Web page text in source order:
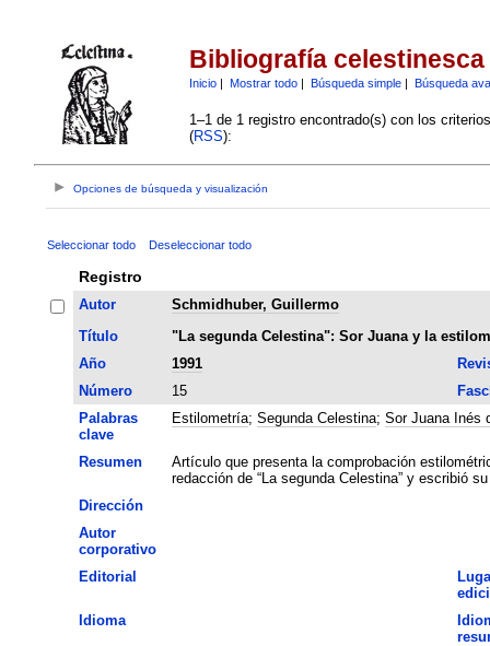
Bibliografía celestinesca
Inicio| Mostrar todo| Búsqueda simple| Búsqueda
1–1 de 1 registro encontrado(s) con los
(RSS):
Opciones de búsqueda y visualización
Seleccionar todo Deseleccionar todo
Registro
Autor
Schmidhuber, Guillermo
Título
"La segunda Celestina": Sor Juana y la
Año
1991
Número
15
Palabras
clave
Estilometría; Segunda Celestina; Sor Juana Inés
Resumen
Artículo que presenta la comprobación
redacción de “La segunda Celestina” y escribió
Dirección
Autor
corporativo
Editorial
Idioma